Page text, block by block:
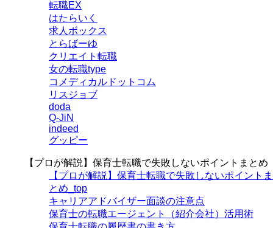
転職EX
はたらいく
求人ボックス
とらばーゆ
クリエイト転職
女の転職type
コメディカルドットコム
リスジョブ
doda
Q-JiN
indeed
グッピー
【プロが解説】保育士転職で失敗しないポイントまとめ
【プロが解説】保育士転職で失敗しないポイントま
とめ_top
キャリアアドバイザー面談の注意点
保育士の転職エージェント（紹介会社）活用術